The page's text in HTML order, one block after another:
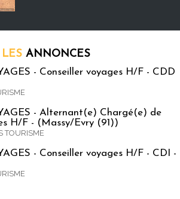
LES ANNONCES
- Conseiller voyages H/F - CDD
- Alternant(e) Chargé(e) de
H/F - (Massy/Evry (91))
TOURISME
- Conseiller voyages H/F - CDI -